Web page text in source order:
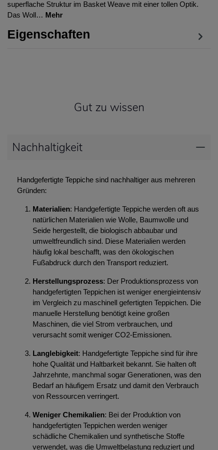
superflache Struktur im Basket Weave mit einer tollen Optik.
Das Woll… Mehr
Eigenschaften
Gut zu wissen
Nachhaltigkeit
Handgefertigte Teppiche sind nachhaltiger aus mehreren
Gründen:
Materialien: Handgefertigte Teppiche werden oft aus
natürlichen Materialien wie Wolle, Baumwolle und
Seide hergestellt, die biologisch abbaubar und
umweltfreundlich sind. Diese Materialien werden
häufig lokal beschafft, was den ökologischen
Fußabdruck durch den Transport reduziert.
Herstellungsprozess: Der Produktionsprozess von
handgefertigten Teppichen ist weniger energieintensiv
im Vergleich zu maschinell gefertigten Teppichen. Die
manuelle Herstellung benötigt keine großen
Maschinen, die viel Strom verbrauchen, und
verursacht somit weniger CO2-Emissionen.
Langlebigkeit: Handgefertigte Teppiche sind für ihre
hohe Qualität und Haltbarkeit bekannt. Sie halten oft
Jahrzehnte, manchmal sogar Generationen, was den
Bedarf an häufigem Ersatz und damit den Verbrauch
von Ressourcen verringert.
Weniger Chemikalien: Bei der Produktion von
handgefertigten Teppichen werden weniger
schädliche Chemikalien und synthetische Stoffe
verwendet, was die Umweltbelastung reduziert und